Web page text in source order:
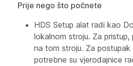
Prije nego što počnete
HDS Setup alat radi kao
lokalnom stroju. Za
na tom stroju. Za postupak
potrebne su vjerodajnice